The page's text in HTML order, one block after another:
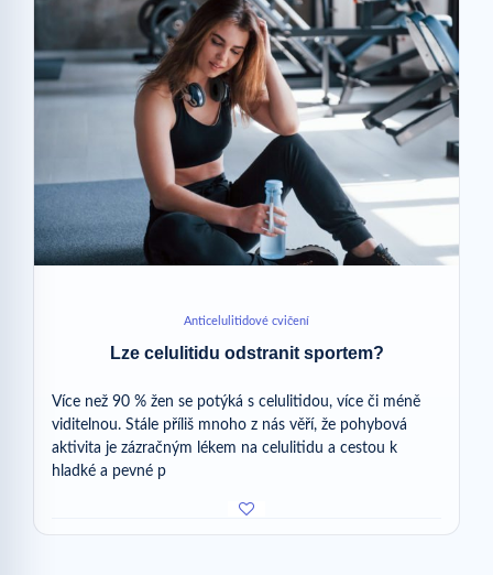
Anticelulitidové cvičení
Lze celulitidu odstranit sportem?
Více než 90 % žen se potýká s celulitidou, více či méně
viditelnou. Stále příliš mnoho z nás věří, že pohybová
aktivita je zázračným lékem na celulitidu a cestou k
hladké a pevné p